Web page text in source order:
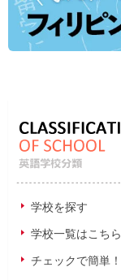
学校を探す
学校一覧はこちら
チェックで簡単！